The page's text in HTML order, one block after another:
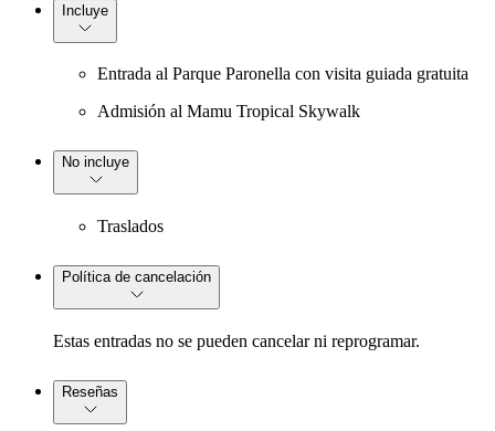
Incluye
Entrada al Parque Paronella con visita guiada gratuita
Admisión al Mamu Tropical Skywalk
No incluye
Traslados
Política de cancelación
Estas entradas no se pueden cancelar ni reprogramar.
Reseñas